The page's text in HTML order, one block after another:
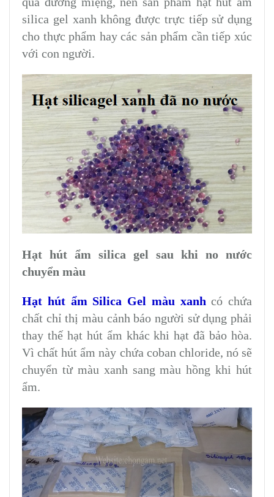
silica gel xanh không được trực tiếp sử dụng
cho thực phẩm hay các sản phẩm cần tiếp xúc
với con người.
Hạt hút ẩm silica gel sau khi no nước
chuyển màu
Hạt hút ẩm Silica Gel màu xanh có chứa
chất chỉ thị màu cảnh báo người sử dụng phải
thay thế hạt hút ẩm khác khi hạt đã bảo hòa.
Vì chất hút ẩm này chứa coban chloride, nó sẽ
chuyển từ màu xanh sang màu hồng khi hút
ẩm.